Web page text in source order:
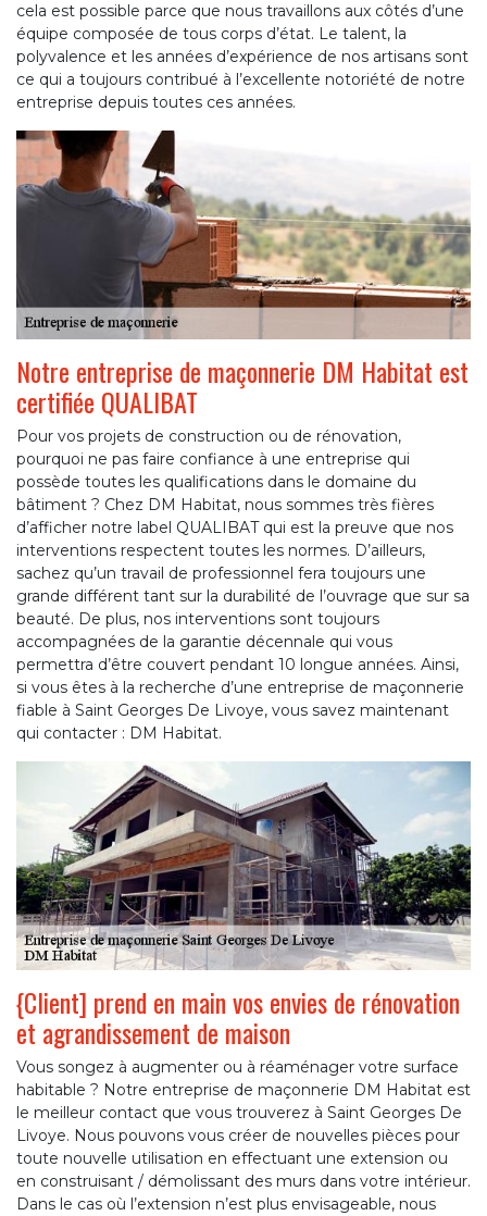
cela est possible parce que nous travaillons aux côtés d’une
équipe composée de tous corps d’état. Le talent, la
polyvalence et les années d’expérience de nos artisans sont
ce qui a toujours contribué à l’excellente notoriété de notre
entreprise depuis toutes ces années.
Notre entreprise de maçonnerie DM Habitat est
certifiée QUALIBAT
Pour vos projets de construction ou de rénovation,
pourquoi ne pas faire confiance à une entreprise qui
possède toutes les qualifications dans le domaine du
bâtiment ? Chez DM Habitat, nous sommes très fières
d’afficher notre label QUALIBAT qui est la preuve que nos
interventions respectent toutes les normes. D’ailleurs,
sachez qu’un travail de professionnel fera toujours une
grande différent tant sur la durabilité de l’ouvrage que sur sa
beauté. De plus, nos interventions sont toujours
accompagnées de la garantie décennale qui vous
permettra d’être couvert pendant 10 longue années. Ainsi,
si vous êtes à la recherche d’une entreprise de maçonnerie
fiable à Saint Georges De Livoye, vous savez maintenant
qui contacter : DM Habitat.
{Client] prend en main vos envies de rénovation
et agrandissement de maison
Vous songez à augmenter ou à réaménager votre surface
habitable ? Notre entreprise de maçonnerie DM Habitat est
le meilleur contact que vous trouverez à Saint Georges De
Livoye. Nous pouvons vous créer de nouvelles pièces pour
toute nouvelle utilisation en effectuant une extension ou
en construisant / démolissant des murs dans votre intérieur.
Dans le cas où l’extension n’est plus envisageable, nous